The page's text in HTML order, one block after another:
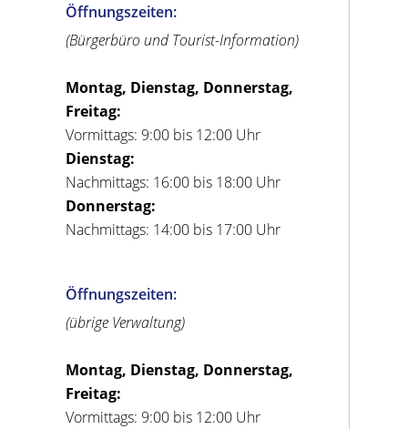
Öffnungszeiten:
(Bürgerbüro und Tourist-Information)
Montag, Dienstag, Donnerstag,
Freitag:
Vormittags: 9:00 bis 12:00 Uhr
Dienstag:
Nachmittags: 16:00 bis 18:00 Uhr
Donnerstag:
Nachmittags: 14:00 bis 17:00 Uhr
Öffnungszeiten:
(übrige Verwaltung)
Montag, Dienstag, Donnerstag,
Freitag:
Vormittags: 9:00 bis 12:00 Uhr